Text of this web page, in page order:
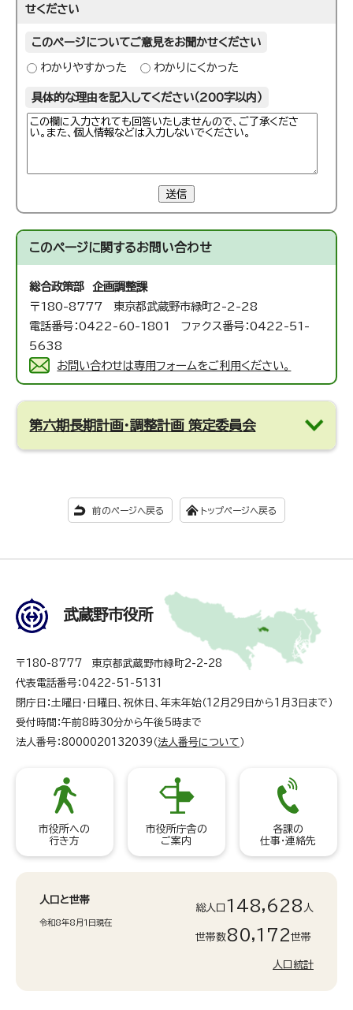
せください
このページについてご意見をお聞かせください
わかりやすかった わかりにくかった
具体的な理由を記入してください（200字以内）
送信
このページに関するお問い合わせ
総合政策部 企画調整課
〒180-8777 東京都武蔵野市緑町2-2-28
電話番号：0422-60-1801 ファクス番号：0422-51-
5638
お問い合わせは専用フォームをご利用ください。
第六期長期計画・調整計画 策定委員会
前のページへ戻る トップページへ戻る
武蔵野市役所
〒180-8777 東京都武蔵野市緑町2-2-28
代表電話番号：0422-51-5131
閉庁日：土曜日・日曜日、祝休日、年末年始（12月29日から1月3日まで）
受付時間：午前8時30分から午後5時まで
法人番号：8000020132039（ 法人番号について ）
市役所への
行き方
市役所庁舎の
ご案内
各課の
仕事・連絡先
人口と世帯
令和8年8月1日現在
総人口 148,628 人
世帯数80,172世帯
人口統計